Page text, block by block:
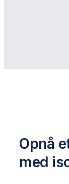
Opnå
med